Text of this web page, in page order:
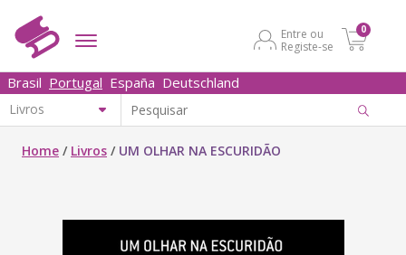
Entre ou
Registe-se
0
Brasil Portugal España Deutschland
Home / Livros / UM OLHAR NA ESCURIDÃO